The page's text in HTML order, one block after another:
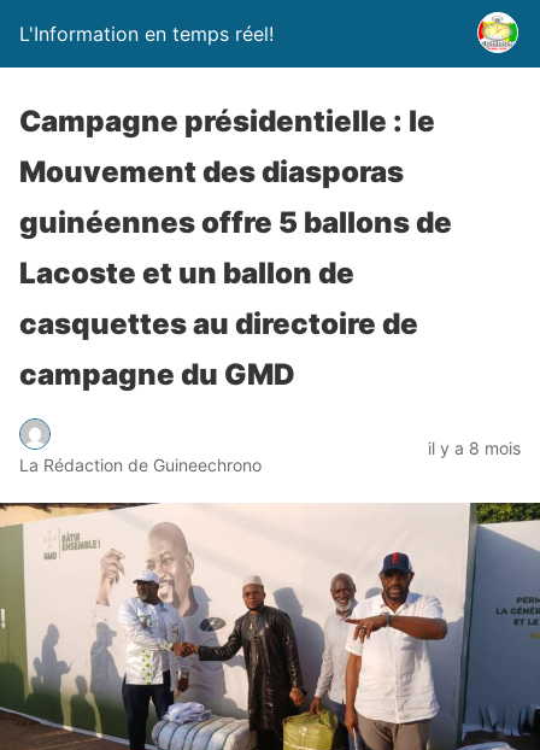
L'Information en temps réel!
Campagne présidentielle : le
Mouvement des diasporas
guinéennes offre 5 ballons de
Lacoste et un ballon de
casquettes au directoire de
campagne du GMD
La Rédaction de Guineechrono
il y a 8 mois